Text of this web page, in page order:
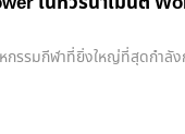
รรมกีฬาที่ยิ่งใหญ่ที่สุดกำลัง